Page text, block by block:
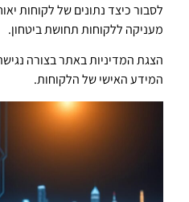
לסבור כיצד נתונים של לקוחות
מעניקה ללקוחות תחושת ביטחון.
הצגת המדיניות באתר בצורה
המידע האישי של הלקוחות.